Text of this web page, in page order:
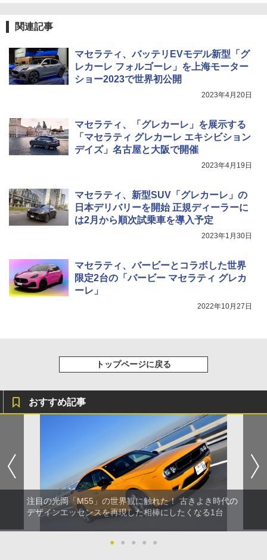
関連記事
マセラティ、バッテリEVモデル新型「グ
レカーレ フォルゴーレ」を上海モーター
ショー2023で世界初公開
2023年4月20日
マセラティ、「グレカーレ」を展示する
「マセラティ グレカーレ エキシビション
デイズ」名古屋と大阪で開催
2023年4月19日
マセラティ、新型SUV「グレカーレ」の
日本デリバリーを開始 正規ディーラーに
は2月から順次試乗車を導入予定
2023年1月30日
マセラティ、バービーとコラボした世界
限定2台の「バービー マセラティ グレカ
ーレ」
2022年10月27日
トップページに戻る
おすすめ記事
注目の光岡「M55」の世界観に触れた！ 古きよき時代の
デザインエッセンスを再現した相棒にしたくなる1台
● ● ● ● ●